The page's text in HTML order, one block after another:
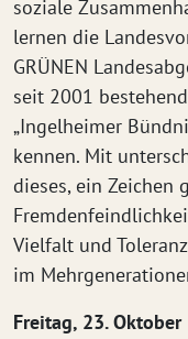
soziale
lernen die
GRÜNEN
seit 2001
„Ingelheimer
kennen. Mit
dieses, ein Zeichen
Vielfalt und
im
Freitag, 23. Oktober